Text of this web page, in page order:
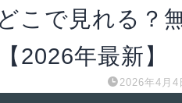
こで見れる？
2026年最新】
2026年4月4